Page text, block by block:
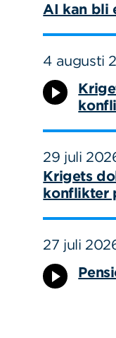
AI kan bli
4 augusti
29 juli
Krigets
konflikter
27 juli